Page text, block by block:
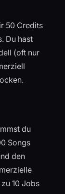
50 Credits
Du hast
(oft nur
du
Songs
den
10 Jobs